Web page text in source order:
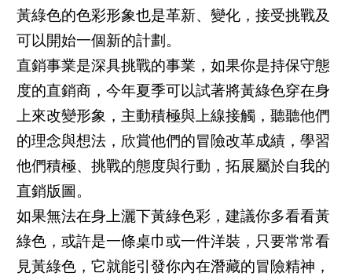
黃綠色的色彩形象也是革新、變化，接受挑戰及
可以開始一個新的計劃。
直銷事業是深具挑戰的事業，如果你是持保守態
度的直銷商，今年夏季可以試著將黃綠色穿在身
上來改變形象，主動積極與上線接觸，聽聽他們
的理念與想法，欣賞他們的冒險改革成績，學習
他們積極、挑戰的態度與行動，拓展屬於自我的
直銷版圖。
如果無法在身上灑下黃綠色彩，建議你多看看黃
綠色，或許是一條桌巾或一件洋裝，只要常常看
見黃綠色，它就能引發你內在潛藏的冒險精神，